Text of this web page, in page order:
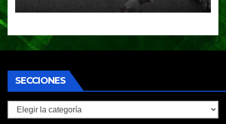
huyeron en auto
SECCIONES
Secciones